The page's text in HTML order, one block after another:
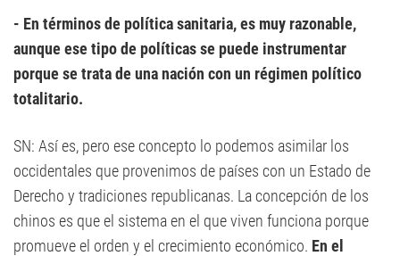
- En términos de política sanitaria, es muy razonable,
aunque ese tipo de políticas se puede instrumentar
porque se trata de una nación con un régimen político
totalitario.
SN: Así es, pero ese concepto lo podemos asimilar los
occidentales que provenimos de países con un Estado de
Derecho y tradiciones republicanas. La concepción de los
chinos es que el sistema en el que viven funciona porque
promueve el orden y el crecimiento económico. En el